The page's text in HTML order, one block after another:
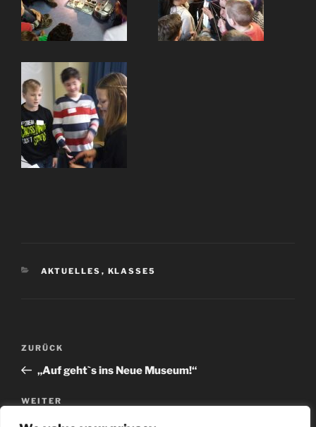
AKTUELLES , KLASSE5
ZURÜCK
„Auf geht`s ins Neue Museum!“
WEITER
„Upcycling“ in der Bertha